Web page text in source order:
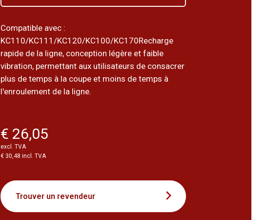
Compatible avec :
KC110/KC111/KC120/KC100/KC170Recharge
rapide de la ligne, conception légère et faible
vibration, permettant aux utilisateurs de consacrer
plus de temps à la coupe et moins de temps à
l'enroulement de la ligne.
€ 26,05
excl. TVA
€ 30,48 incl. TVA
Trouver un revendeur